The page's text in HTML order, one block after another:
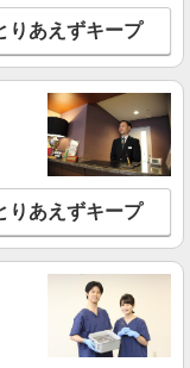
駅）
詳細を見る
定に基づき交通費支
詳細を見る
りあえずキープ
りあえずキープ